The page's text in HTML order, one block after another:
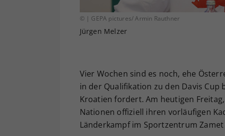
© | GEPA pictures/ Armin Rauthner
Jürgen Melzer
Vier Wochen sind es noch, ehe
in der Qualifikation zu den Davis Cup
Kroatien fordert. Am heutigen
Nationen offiziell ihren vorläufigen
Länderkampf im Sportzentrum